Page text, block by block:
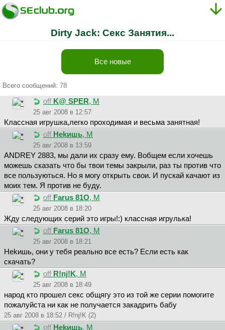
Dirty Jack: Секс Занятия...
Все новые
Всего сообщений: 78
off K@ SPER, М
25 авг 2008 в 12:57
Классная игрушка,легко проходимая и весьма занятная!
off Hekишь, М
25 авг 2008 в 13:59
ANDREY 2883, мы дали их сразу ему. Вобщем если хочешь
можешь сказать что бы твои темы закрыли, раз ты против что
все пользуються. Но я могу открыть свои. И пускай качают из
моих тем. Я против не буду.
off Farus 81O, М
25 авг 2008 в 18:20
Жду следующих серий это игры!:) классная игрулька!
off Farus 81O, М
25 авг 2008 в 18:21
Hekишь, они у тебя реально все есть? Если есть как
скачать?
off R!nj!K, М
25 авг 2008 в 18:49
народ кто прошел секс общягу это из той же серии помогите
пожалуйста ни как не получается закадрить бабу
25 авг 2008 в 18:52 / R!nj!K (2)
off Hekишь, М